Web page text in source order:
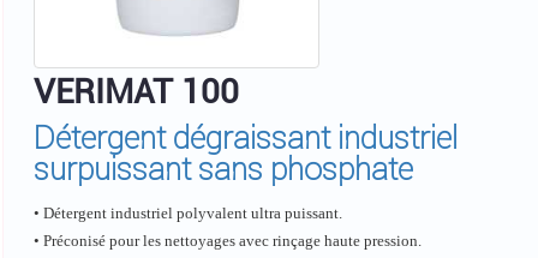
VERIMAT 100
Détergent dégraissant industriel
surpuissant sans phosphate
• Détergent industriel polyvalent ultra puissant.
• Préconisé pour les nettoyages avec rinçage haute pression.